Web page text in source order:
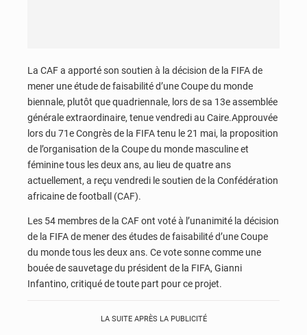
La CAF a apporté son soutien à la décision de la FIFA de
mener une étude de faisabilité d’une Coupe du monde
biennale, plutôt que quadriennale, lors de sa 13e assemblée
générale extraordinaire, tenue vendredi au Caire.Approuvée
lors du 71e Congrès de la FIFA tenu le 21 mai, la proposition
de l’organisation de la Coupe du monde masculine et
féminine tous les deux ans, au lieu de quatre ans
actuellement, a reçu vendredi le soutien de la Confédération
africaine de football (CAF).
Les 54 membres de la CAF ont voté à l’unanimité la décision
de la FIFA de mener des études de faisabilité d’une Coupe
du monde tous les deux ans. Ce vote sonne comme une
bouée de sauvetage du président de la FIFA, Gianni
Infantino, critiqué de toute part pour ce projet.
LA SUITE APRÈS LA PUBLICITÉ